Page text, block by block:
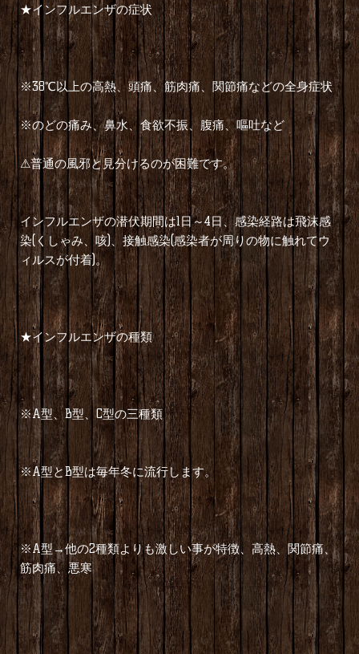
★インフルエンザの症状
※38℃以上の高熱、頭痛、筋肉痛、関節痛などの全身症状
※のどの痛み、鼻水、食欲不振、腹痛、嘔吐など
⚠普通の風邪と見分けるのが困難です。
インフルエンザの潜伏期間は1日～4日、感染経路は飛沫感
染(くしゃみ、咳)、接触感染(感染者が周りの物に触れてウ
ィルスが付着)。
★インフルエンザの種類
※A型、B型、C型の三種類
※A型とB型は毎年冬に流行します。
※A型→他の2種類よりも激しい事が特徴、高熱、関節痛、
筋肉痛、悪寒